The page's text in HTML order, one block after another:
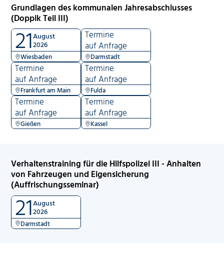
Grundlagen des kommunalen Jahresabschlusses
(Doppik Teil III)
21August
2026
Wiesbaden
Termine
auf Anfrage
Darmstadt
Termine
auf Anfrage
Frankfurt am Main
Termine
auf Anfrage
Fulda
Termine
auf Anfrage
Gießen
Termine
auf Anfrage
Kassel
Verhaltenstraining für die Hilfspolizei III - Anhalten
von Fahrzeugen und Eigensicherung
(Auffrischungsseminar)
21August
2026
Darmstadt